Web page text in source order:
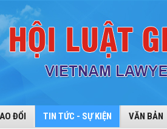
ĐỔI TIN TỨC - SỰ KIỆN VĂN BẢN